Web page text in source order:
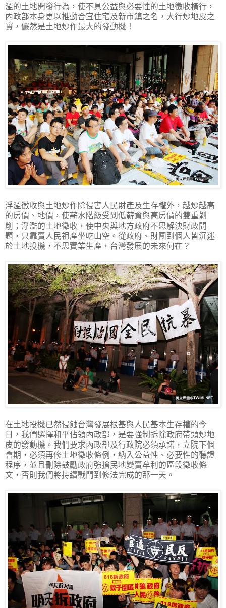
濫的土地開發行為，使不具公益與必要性的土地徵收橫行，
內政部本身更以推動合宜住宅及新市鎮之名，大行炒地皮之
實，儼然是土地炒作最大的發動機！
浮濫徵收與土地炒作除侵害人民財產及生存權外，越炒越高
的房價、地價，使薪水階級受到低薪資與高房價的雙重剝
削；浮濫的土地徵收，使中央與地方政府不思解決財政問
題，只靠賣人民祖產坐吃山空。從政府、財團到個人皆沉迷
於土地投機，不思實業生產，台灣發展的未來何在？
在土地投機已然侵蝕台灣發展根基與人民基本生存權的今
日，我們選擇和平佔領內政部，是要強制拆除政府帶頭炒地
皮的發動機。我們要求內政部及行政院必須承諾，立院下個
會期，必須再修土地徵收條例，納入公益性、必要性的聽證
程序，並且刪除鼓勵政府強搶民地變賣牟利的區段徵收條
文，否則我們將持續戰鬥到修法完成的那一天。